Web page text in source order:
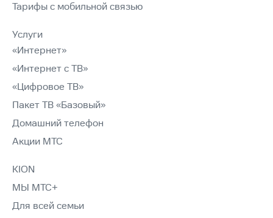
Тарифы с мобильной связью
Услуги
«Интернет»
«Интернет с ТВ»
«Цифровое ТВ»
Пакет ТВ «Базовый»
Домашний телефон
Акции МТС
KION
МЫ МТС+
Для всей семьи